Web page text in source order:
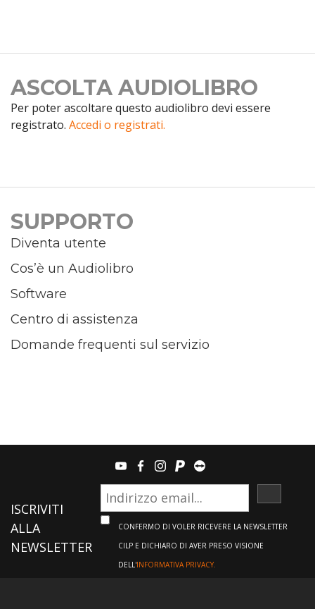
ASCOLTA AUDIOLIBRO
Per poter ascoltare questo audiolibro devi essere
registrato. Accedi o registrati.
SUPPORTO
Diventa utente
Cos’è un Audiolibro
Software
Centro di assistenza
Domande frequenti sul servizio
youtubefacebook
instagram
paypalteamviewer
ISCRIVITI
ALLA
NEWSLETTER
CONFERMO DI VOLER RICEVERE LA NEWSLETTER
CILP E DICHIARO DI AVER PRESO VISIONE
DELL'INFORMATIVA PRIVACY.